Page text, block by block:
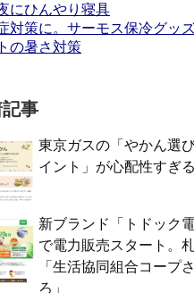
にひんやり寝具
対策に。サーモス保冷グッ
の暑さ対策
事
東京ガスの「やかん選
イント」が心配性すぎる
新ブランド「トドック電
で電力販売スタート。
「生活協同組合コープ
ろ」